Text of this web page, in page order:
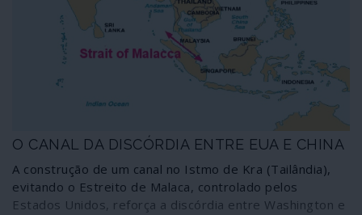
O CANAL DA DISCÓRDIA ENTRE EUA E CHINA
A construção de um canal no Istmo de Kra (Tailândia),
evitando o Estreito de Malaca, controlado pelos
Estados Unidos, reforça a discórdia entre Washington e